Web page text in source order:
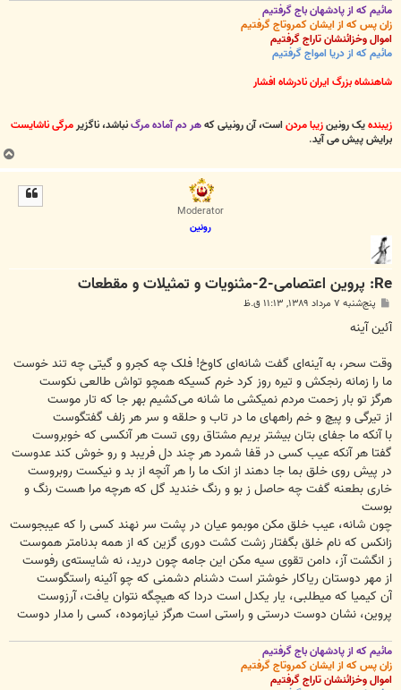
مائیم که از پادشهان باج گرفتیم
زان پس که از ایشان کمروتاج گرفتیم
اموال وخزائنشان تاراج گرفتیم
مائیم که از دریا امواج گرفتیم
شاهنشاه بزرگ ایران نادرشاه افشار
زیبندهیک رونینزیبا مردن است، آن رونینی کههر دم آماده مرگنباشد، ناگزیرمرگی ناشایست
برایش پیش می آید.
Moderator
رونین
Re: پروین اعتصامی-2-مثنویات و تمثیلات و مقطعات
س
ت
پنج‌شنبه ۷ مرداد ۱۳۸۹, ۱۱:۱۳ ق.ظ
آئین آینه
وقت سحر، به آینه‌ای گفت شانه‌ای کاوخ! فلک چه کجرو و گیتی چه تند خوست
ما را زمانه رنجکش و تیره روز کرد خرم کسیکه همچو تواش طالعی نکوست
هرگز تو بار زحمت مردم نمیکشی ما شانه می‌کشیم بهر جا که تار موست
از تیرگی و پیچ و خم راههای ما در تاب و حلقه و سر هر زلف گفتگوست
با آنکه ما جفای بتان بیشتر بریم مشتاق روی تست هر آنکسی که خوبروست
گفتا هر آنکه عیب کسی در قفا شمرد هر چند دل فریبد و رو خوش کند عدوست
در پیش روی خلق بما جا دهند از انک ما را هر آنچه از بد و نیکست روبروست
خاری بطعنه گفت چه حاصل ز بو و رنگ خندید گل که هرچه مرا هست رنگ و
بوست
چون شانه، عیب خلق مکن موبمو عیان در پشت سر نهند کسی را که عیبجوست
زانکس که نام خلق بگفتار زشت کشت دوری گزین که از همه بدنامتر هموست
ز انگشت آز، دامن تقوی سیه مکن این جامه چون درید، نه شایسته‌ی رفوست
از مهر دوستان ریاکار خوشتر است دشنام دشمنی که چو آئینه راستگوست
آن کیمیا که میطلبی، یار یکدل است دردا که هیچگه نتوان یافت، آرزوست
پروین، نشان دوست درستی و راستی است هرگز نیازموده، کسی را مدار دوست
مائیم که از پادشهان باج گرفتیم
زان پس که از ایشان کمروتاج گرفتیم
اموال وخزائنشان تاراج گرفتیم